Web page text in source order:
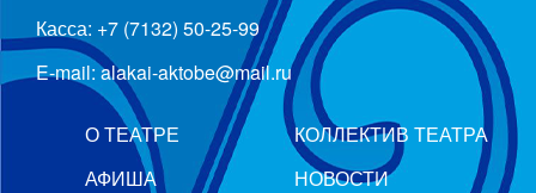
Касса: +7 (7132) 50-25-99
E-mail: alakai-aktobe@mail.ru
О ТЕАТРЕ
КОЛЛЕКТИВ ТЕАТРА
АФИША
НОВОСТИ